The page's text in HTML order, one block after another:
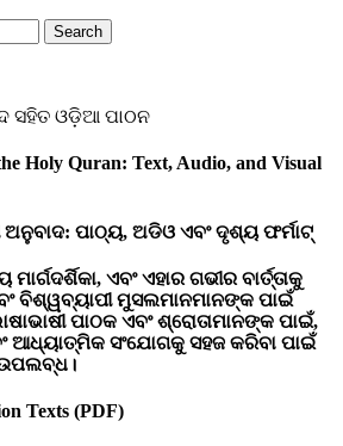
ସହିତ ଓଡ଼ିଆ ପାଠନ
Holy Quran: Text, Audio, and Visual
ଅନୁବାଦ: ପାଠ୍ୟ, ଅଡିଓ ଏବଂଦୃଶ୍ୟଫର୍ମାଟ୍
ଏବଂ ଏହାର ଗଭୀର ବାର୍ତ୍ତାକୁ
ବିଶ୍ୱବ୍ୟାପୀ ମୁସଲମାନମାନଙ୍କ ପାଇଁ
ପାଠକ ଏବଂ ଶ୍ରୋତାମାନଙ୍କ ପାଇଁ,
ଆଧ୍ୟାତ୍ମିକ ସଂଯୋଗକୁ ସହଜ କରିବା ପାଇଁ
Texts (PDF)